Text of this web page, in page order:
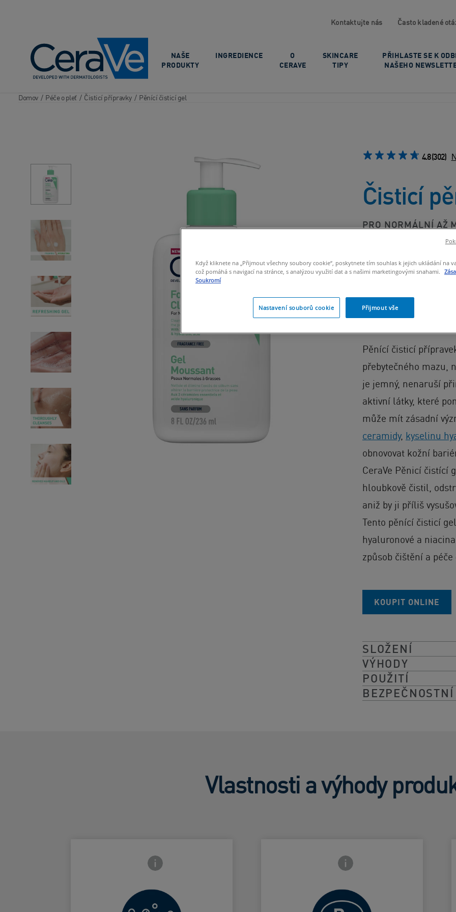
Kontaktujte nás Často kladené
NAŠE
PRODUKTY
INGREDIENCE
O
CERAVE
SKINCARE
TIPY
PŘIHLASTE SE K
NAŠEHO
Domov / Péče o pleť / Čisticí přípravky / Pěnící čisticí gel
4.8(302)
Čisticí
PRO NORMÁLNÍ AŽ
REDUKCE
Čisticí pěnící
nadbytek
pleti bez toho,
Pěnící čisticí
přebytečného mazu,
je jemný, nenaruší
aktivní látky, které
může mít zásadní
ceramidy, kyselinu
obnovovat kožní
CeraVe Pěnicí čistící
hloubkově čistil,
aniž by ji příliš
Tento pěnící čisticí
hyaluronové a
způsob čištění a
KOUPIT ONLINE
SLOŽENÍ
VÝHODY
POUŽITÍ
Vlastnosti a výhody
Ikona zavření přední strany Ikona zavření přední strany
Když kliknete na „Přijmout všechny soubory cookie“, poskytnete tím souhlas k jejich ukládání na
což pomáhá s navigací na stránce, s analýzou využití dat a s našimi marketingovými snahami.
Soukromí
Nastavení souborů cookie Přijmout vše